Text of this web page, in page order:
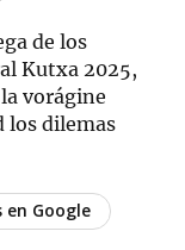
de los
Kutxa 2025,
vorágine
los dilemas
en Google